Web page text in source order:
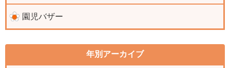
園児バザー
年別アーカイブ